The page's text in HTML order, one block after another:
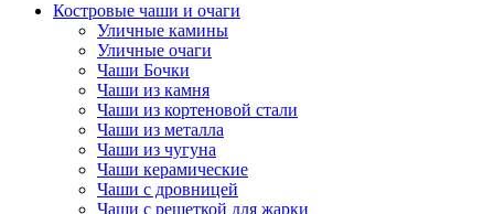
Костровые чаши и очаги
Уличные камины
Уличные очаги
Чаши Бочки
Чаши из камня
Чаши из кортеновой стали
Чаши из металла
Чаши из чугуна
Чаши керамические
Чаши с дровницей
Чаши с решеткой для жарки